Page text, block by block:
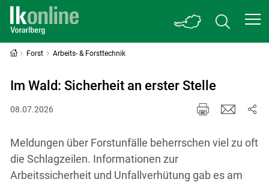
Forst Arbeits- & Forsttechnik
Im Wald: Sicherheit an erster Stelle
08.07.2026
Meldungen über Forstunfälle beherrschen viel zu oft
die Schlagzeilen. Informationen zur
Arbeitssicherheit und Unfallverhütung gab es am